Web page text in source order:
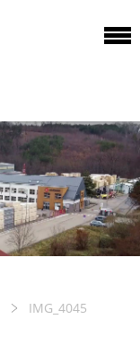
IMG_4045